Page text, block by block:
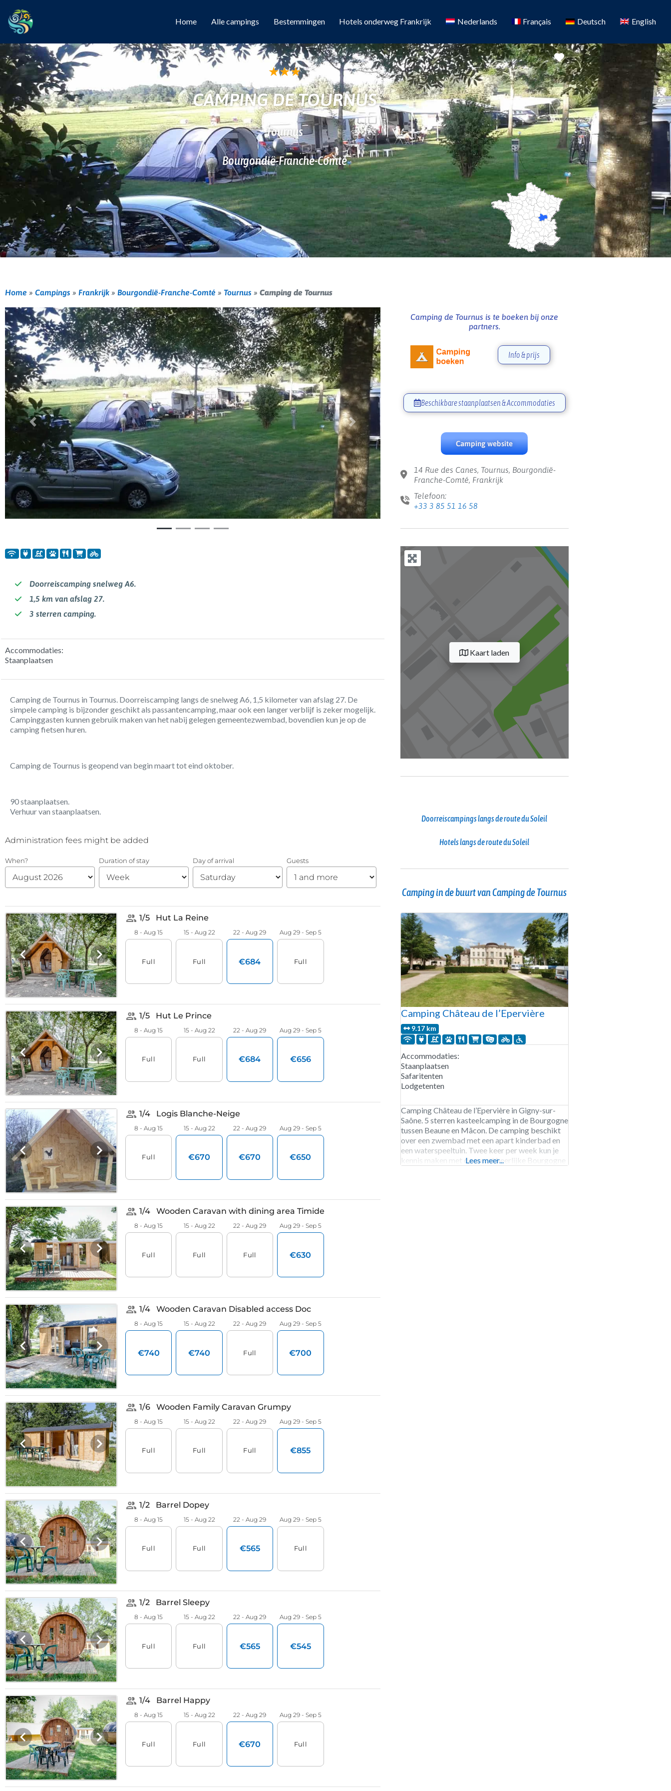
Home Alle campings Bestemmingen Hotels onderweg Frankrijk Nederlands Français Deutsch English
Favoriete
★★★
CAMPING DE TOURNUS
Tournus
Bourgondië-Franche-Comté
Home » Campings » Frankrijk » Bourgondië-Franche-Comté » Tournus » Camping de Tournus
Vorige Volgende
Doorreiscamping snelweg A6.
1,5 km van afslag 27.
3 sterren camping.
Accommodaties:
Staanplaatsen
Camping de Tournus in Tournus. Doorreiscamping langs de snelweg A6, 1,5 kilometer van afslag 27. De
simpele camping is bijzonder geschikt als passantencamping, maar ook een langer verblijf is zeker mogelijk.
Campinggasten kunnen gebruik maken van het nabij gelegen gemeentezwembad, bovendien kun je op de
camping fietsen huren.
Camping de Tournus is geopend van begin maart tot eind oktober.
90 staanplaatsen.
Verhuur van staanplaatsen.
Camping de Tournus is te boeken bij onze
partners.
Info & prijs
Beschikbare staanplaatsen & Accommodaties
Camping website
14 Rue des Canes, Tournus, Bourgondië-
Franche-Comté, Frankrijk
Telefoon:
+33 3 85 51 16 58
Kaart laden
Doorreiscampings langs de route du Soleil
Hotels langs de route du Soleil
Camping in de buurt van Camping de Tournus
Camping Château de l’Epervière
9.17 km
Accommodaties:
Staanplaatsen
Safaritenten
Lodgetenten
Camping Château de l’Epervière in Gigny-sur-
Saône. 5 sterren kasteelcamping in de Bourgogne
tussen Beaune en Mâcon. De camping beschikt
over een zwembad met een apart kinderbad en
een waterspeeltuin. Twee keer per week kun je
kennis maken met de meest heerlijke Bourgogne
Lees meer...